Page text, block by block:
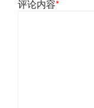
评论内容*